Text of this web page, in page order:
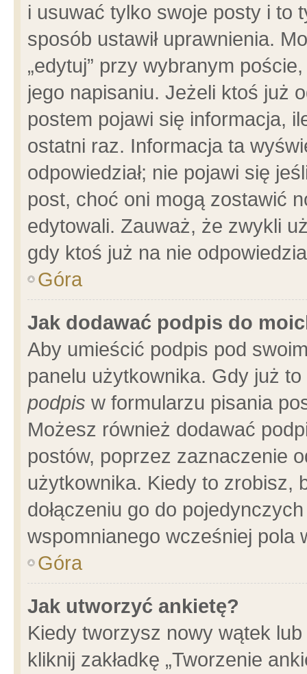
i usuwać tylko swoje posty i to
sposób ustawił uprawnienia.
„edytuj” przy wybranym
jego napisaniu. Jeżeli ktoś już
postem pojawi się informacja,
ostatni raz. Informacja ta
odpowiedział; nie pojawi się
post, choć oni mogą zostawić
edytowali. Zauważ, że zwykli
gdy ktoś już na nie
Góra
Jak dodawać podpis do
Aby umieścić podpis pod
panelu użytkownika. Gdy już
podpis w formularzu pisania
Możesz również dodawać
postów, poprzez zaznaczenie
użytkownika. Kiedy to zrobisz,
dołączeniu go do
wspomnianego wcześniej pola
Góra
Jak utworzyć ankietę?
Kiedy tworzysz nowy wątek
kliknij zakładkę „Tworzenie